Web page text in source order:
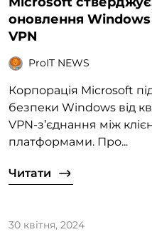
оновлення
VPN
ProIT NEWS
Корпорація Microsoft
безпеки Windows від
VPN-з’єднання між
платформами. Про...
Читати
30 квітня, 2024